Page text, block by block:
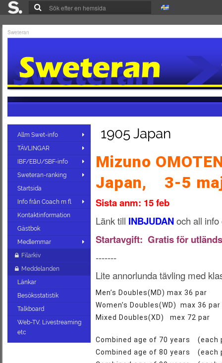
Sweteran
Allm Swet-info
TÄVLINGAR
IBF/EBU/SBF-info
Sweteran-ranking
Startsida
Info från Coach m fl
Kontaktinformation
Gästbok
Medlemmar
Filarkiv
Meddelanden
Länkar
Besöksstatistik
Talkboard
Web-TV, Livestreaming
etc
1905 Japan
Mizuno
Japan, 3-5
Sista anm: 15 feb
Länk till INBJUDANoch all
Startavgift: Gratis för
-------
Lite annorlunda tävling med
Men’s Doubles(MD) max 36 par
Women’s Doubles(WD) max 36 par
Mixed Doubles(XD) mex 72 par
Combined age of 70 years (each
Combined age of 80 years (each